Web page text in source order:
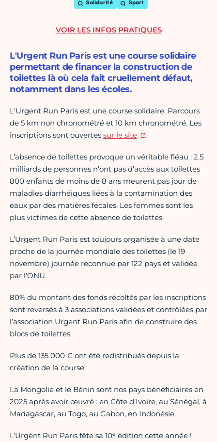
Solidarité Sport
L'Urgent Run Paris est une course solidaire
permettant de financer la construction de
toilettes là où cela fait cruellement défaut,
notamment dans les écoles.
L'Urgent Run Paris est une course solidaire. Parcours
de 5 km non chronométré et 10 km chronométré. Les
inscriptions sont ouvertes sur le site .
L’absence de toilettes provoque un véritable fléau : 2.5
milliards de personnes n’ont pas d’accès aux toilettes
800 enfants de moins de 8 ans meurent pas jour de
maladies diarrhéiques liées à la contamination des
eaux par des matières fécales. Les femmes sont les
plus victimes de cette absence de toilettes.
L’Urgent Run Paris est toujours organisée à une date
proche de la journée mondiale des toilettes (le 19
novembre) journée reconnue par 122 pays et validée
par l’ONU.
80% du montant des fonds récoltés par les inscriptions
sont reversés à 3 associations validées et contrôlées par
l’association Urgent Run Paris afin de construire des
blocs de toilettes.
Plus de 135 000 € ont été redistribués depuis la
création de la course.
La Mongolie et le Bénin sont nos pays bénéficiaires en
2025 après avoir œuvré : en Côte d’Ivoire, au Sénégal, à
Madagascar, au Togo, au Gabon, en Indonésie.
L’Urgent Run Paris fête sa 10e édition cette année !
VOIR LES INFOS PRATIQUES